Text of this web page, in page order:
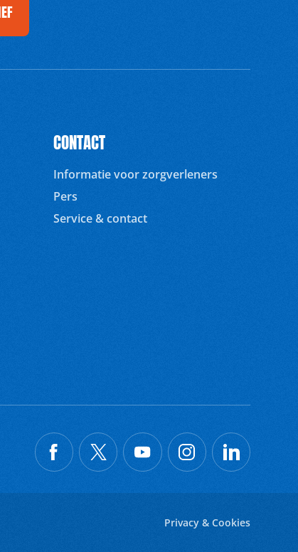
CONTACT
Informatie voor zorgverleners
Pers
Service & contact
Privacy & Cookies